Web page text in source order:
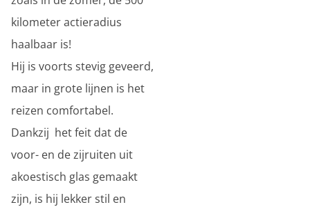
kilometer actieradius
haalbaar is!
Hij is voorts stevig geveerd,
maar in grote lijnen is het
reizen comfortabel.
Dankzij het feit dat de
voor- en de zijruiten uit
akoestisch glas gemaakt
zijn, is hij lekker stil en